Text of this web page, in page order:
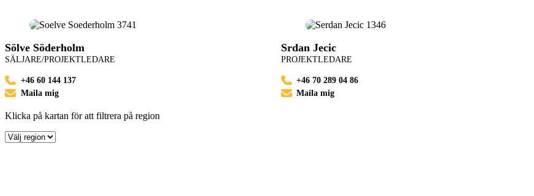
Sölve Söderholm
SÄLJARE/PROJEKTLEDARE
+46 60 144 137
Maila mig
Srdan Jecic
PROJEKTLEDARE
+46 70 289 04 86
Maila mig
Klicka på kartan för att filtrera på region